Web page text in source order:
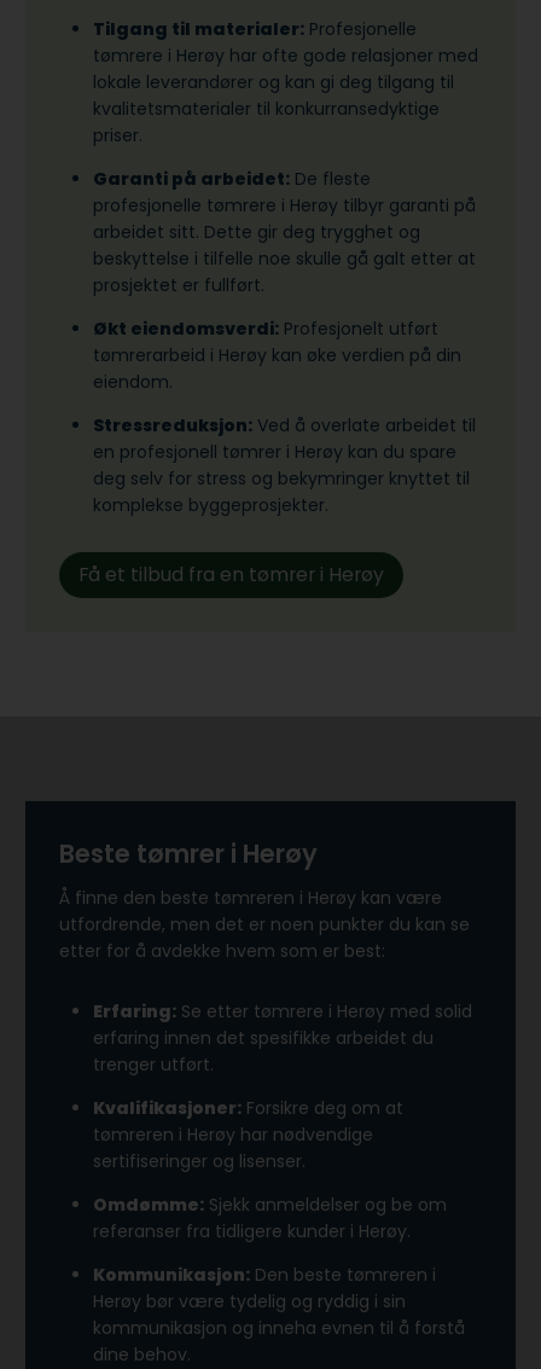
Tilgang til materialer: Profesjonelle
tømrere i Herøy har ofte gode relasjoner med
lokale leverandører og kan gi deg tilgang til
kvalitetsmaterialer til konkurransedyktige
priser.
Garanti på arbeidet: De fleste
profesjonelle tømrere i Herøy tilbyr garanti på
arbeidet sitt. Dette gir deg trygghet og
beskyttelse i tilfelle noe skulle gå galt etter at
prosjektet er fullført.
Økt eiendomsverdi: Profesjonelt utført
tømrerarbeid i Herøy kan øke verdien på din
eiendom.
Stressreduksjon: Ved å overlate arbeidet til
en profesjonell tømrer i Herøy kan du spare
deg selv for stress og bekymringer knyttet til
komplekse byggeprosjekter.
Få et tilbud fra en tømrer i Herøy
Beste tømrer i Herøy
Å finne den beste tømreren i Herøy kan være
utfordrende, men det er noen punkter du kan se
etter for å avdekke hvem som er best:
Erfaring: Se etter tømrere i Herøy med solid
erfaring innen det spesifikke arbeidet du
trenger utført.
Kvalifikasjoner: Forsikre deg om at
tømreren i Herøy har nødvendige
sertifiseringer og lisenser.
Omdømme: Sjekk anmeldelser og be om
referanser fra tidligere kunder i Herøy.
Kommunikasjon: Den beste tømreren i
Herøy bør være tydelig og ryddig i sin
kommunikasjon og inneha evnen til å forstå
dine behov.